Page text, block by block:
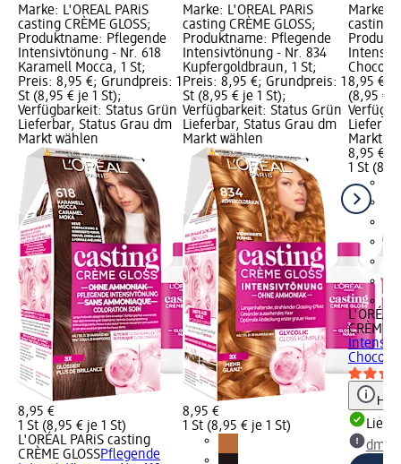
Marke: L'ORÉAL PARiS
casting CRÈME GLOSS;
Produktname: Pflegende
Intensivtönung - Nr. 618
Karamell Mocca, 1 St;
Preis: 8,95 €; Grundpreis: 1
St (8,95 € je 1 St);
Verfügbarkeit: Status Grün
Lieferbar, Status Grau dm
Markt wählen
8,95 €
1 St (8,95 € je 1 St)
L'ORÉAL PARiS casting
CRÈME GLOSSPflegende
Marke: L'ORÉAL PARiS
casting CRÈME GLOSS;
Produktname: Pflegende
Intensivtönung - Nr. 834
Kupfergoldbraun, 1 St;
Preis: 8,95 €; Grundpreis: 1
St (8,95 € je 1 St);
Verfügbarkeit: Status Grün
Lieferbar, Status Grau dm
Markt wählen
8,95 €
1 St (8,95 € je 1 St)
Marke:
casting
8,95 €;
(8,95 €
Markt
8,95 €
1 St
CRÈME
dm